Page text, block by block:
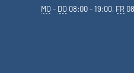
MO- DO 08:00 - 19:00, FR